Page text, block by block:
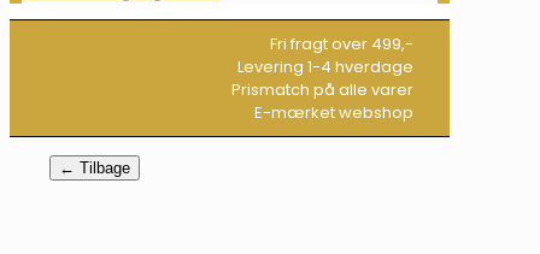
Fri fragt over 499,-
Levering 1-4 hverdage
Prismatch på alle varer
E-mærket webshop
← Tilbage